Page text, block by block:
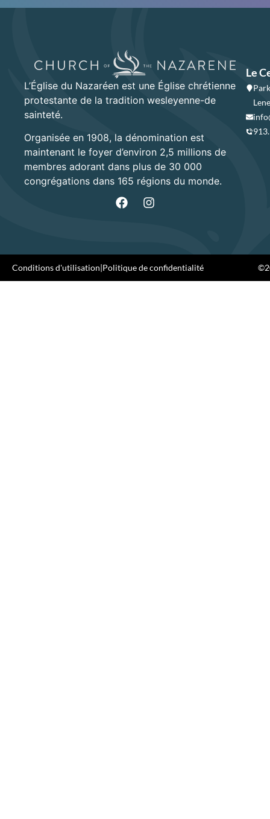
L’Église du Nazaréen est une Église chrétienne
protestante de la tradition wesleyenne-de
sainteté.
Organisée en 1908, la dénomination est
maintenant le foyer d’environ 2,5 millions de
membres adorant dans plus de 30 000
congrégations dans 165 régions du monde.
Le
Conditions d'utilisation|Politique de confidentialité